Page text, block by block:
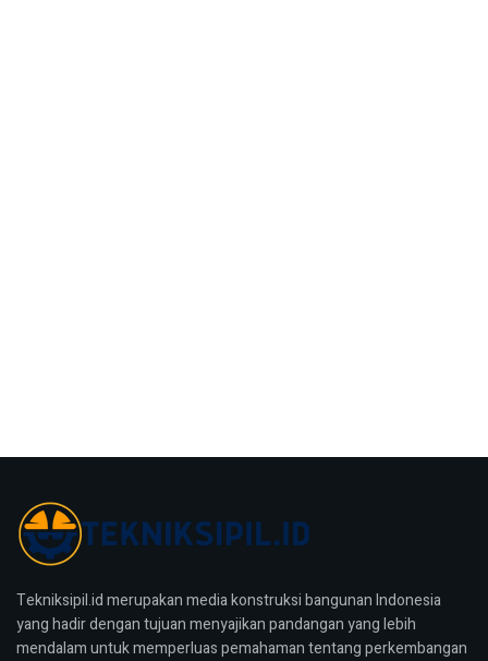
Tekniksipil.id merupakan media konstruksi bangunan Indonesia
yang hadir dengan tujuan menyajikan pandangan yang lebih
mendalam untuk memperluas pemahaman tentang perkembangan